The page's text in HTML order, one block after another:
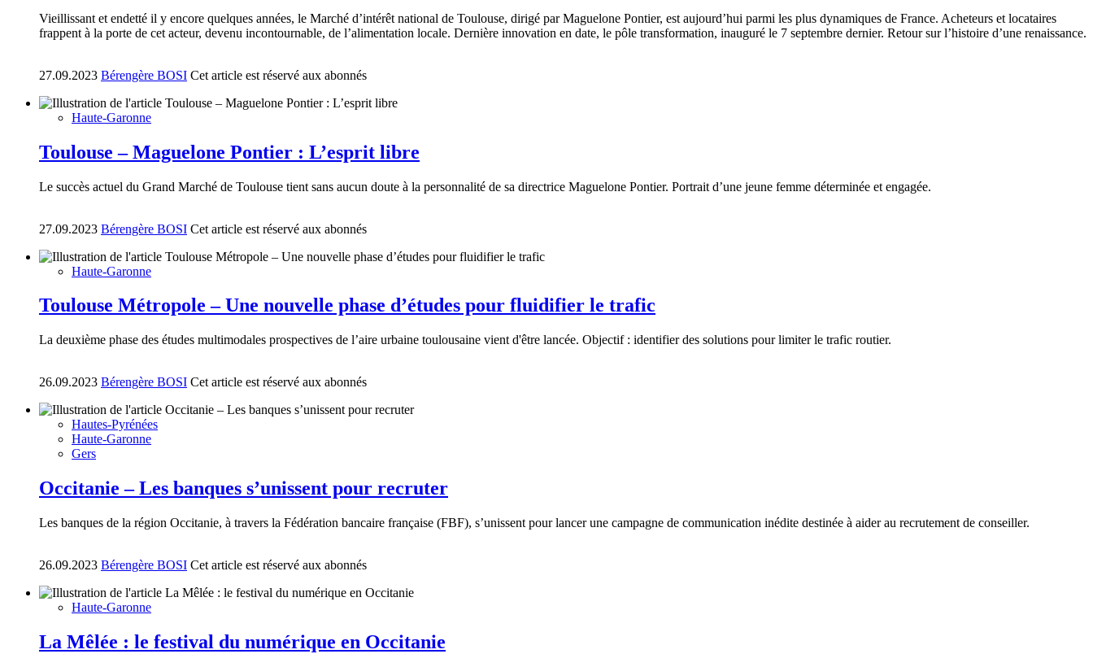
Vieillissant et endetté il y encore quelques années, le Marché d’intérêt national de Toulouse, dirigé par Maguelone Pontier, est aujourd’hui parmi les plus dynamiques de France. Acheteurs et locataires
frappent à la porte de cet acteur, devenu incontournable, de l’alimentation locale. Dernière innovation en date, le pôle transformation, inauguré le 7 septembre dernier. Retour sur l’histoire d’une renaissance.
27.09.2023 Bérengère BOSI Cet article est réservé aux abonnés
Haute-Garonne
Toulouse – Maguelone Pontier : L’esprit libre
Le succès actuel du Grand Marché de Toulouse tient sans aucun doute à la personnalité de sa directrice Maguelone Pontier. Portrait d’une jeune femme déterminée et engagée.
27.09.2023 Bérengère BOSI Cet article est réservé aux abonnés
Haute-Garonne
Toulouse Métropole – Une nouvelle phase d’études pour fluidifier le trafic
La deuxième phase des études multimodales prospectives de l’aire urbaine toulousaine vient d'être lancée. Objectif : identifier des solutions pour limiter le trafic routier.
26.09.2023 Bérengère BOSI Cet article est réservé aux abonnés
Hautes-Pyrénées
Haute-Garonne
Gers
Occitanie – Les banques s’unissent pour recruter
Les banques de la région Occitanie, à travers la Fédération bancaire française (FBF), s’unissent pour lancer une campagne de communication inédite destinée à aider au recrutement de conseiller.
26.09.2023 Bérengère BOSI Cet article est réservé aux abonnés
Haute-Garonne
La Mêlée : le festival du numérique en Occitanie